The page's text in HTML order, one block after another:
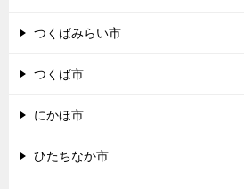
つくばみらい市
つくば市
にかほ市
ひたちなか市